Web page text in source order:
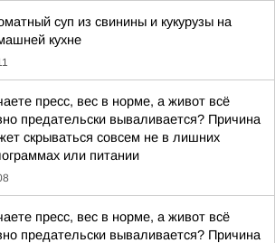
суп из свинины и кукурузы на
кухне
пресс, вес в норме, а живот всё
предательски вываливается? Причина
скрываться совсем не в лишних
или питании
пресс, вес в норме, а живот всё
предательски вываливается? Причина